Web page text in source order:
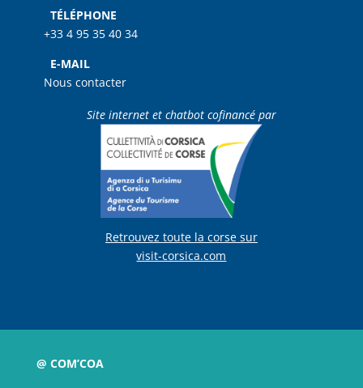
TÉLÉPHONE
+33 4 95 35 40 34
E-MAIL
Nous contacter
Site internet et chatbot cofinancé par
Retrouvez toute la corse sur
visit-corsica.com
@ COM’COA